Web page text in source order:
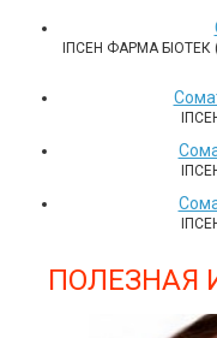
ІПСЕН ФАРМА БІОТЕК
ПОЛЕЗНАЯ